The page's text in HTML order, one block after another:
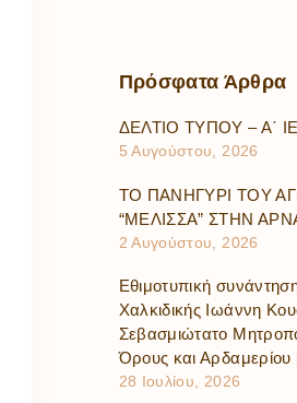
Πρόσφατα Άρθρα
ΔΕΛΤΙΟ ΤΥΠΟΥ – Α΄
5 Αυγούστου, 2026
ΤΟ ΠΑΝΗΓΥΡΙ ΤΟΥ
“ΜΕΛΙΣΣΑ” ΣΤΗΝ
2 Αυγούστου, 2026
Εθιμοτυπική
Χαλκιδικής Ιωάννη
Σεβασμιώτατο
Όρους και
28 Ιουλίου, 2026